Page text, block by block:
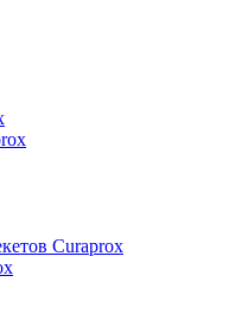
Curaprox